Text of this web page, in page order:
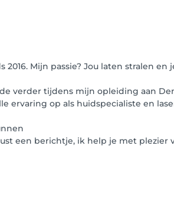
Mijn passie? Jou laten stralen
verder tijdens mijn opleiding aan
ervaring op als huidspecialiste en
een berichtje, ik help je met plezier